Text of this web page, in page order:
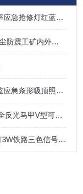
SW2600移动强光工作灯50W大功率应急抢修灯红蓝信号
NFC9760LED投光灯化工业防水防尘防震工矿内外场照明灯
HRY93led荧光灯 厂房车间仓库防眩应急条形吸顶照明灯40W60W
SZSW2780充电式LED反光背心安全反光马甲V型可手洗
JW4720LED微型多功能袖珍信号灯3W铁路三色信号手电筒